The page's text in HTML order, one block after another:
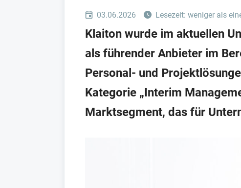
03.06.2026 Lesezeit: weniger als
Klaiton wurde im aktuellen
als führender Anbieter im
Personal- und
Kategorie „Interim
Marktsegment, das für